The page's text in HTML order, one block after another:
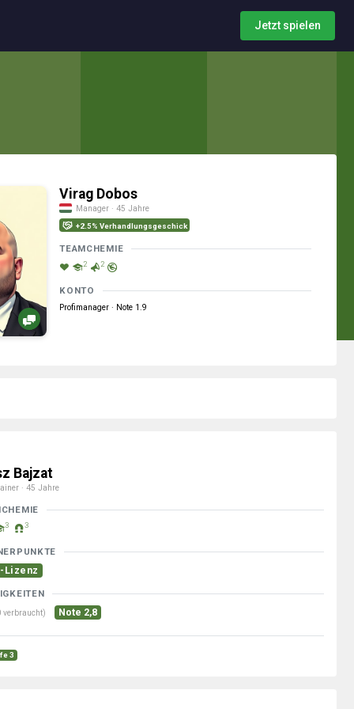
Jetzt spielen
Virag Dobos
Manager · 45 Jahre
+2.5% Verhandlungsgeschick
TEAMCHEMIE
2 2
KONTO
Profimanager · Note 1.9
Bajzat
· 45 Jahre
3 3
Lizenz
verbraucht) Note 2,8
3